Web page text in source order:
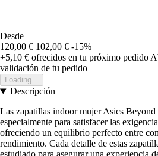
Desde
120,00 € 102,00 € -15%
+5,10 € ofrecidos en tu próximo pedido
validación de tu pedido
Loading...
Descripción
Las zapatillas indoor mujer Asics Beyond
especialmente para satisfacer las
ofreciendo un equilibrio perfecto entre
rendimiento. Cada detalle de estas